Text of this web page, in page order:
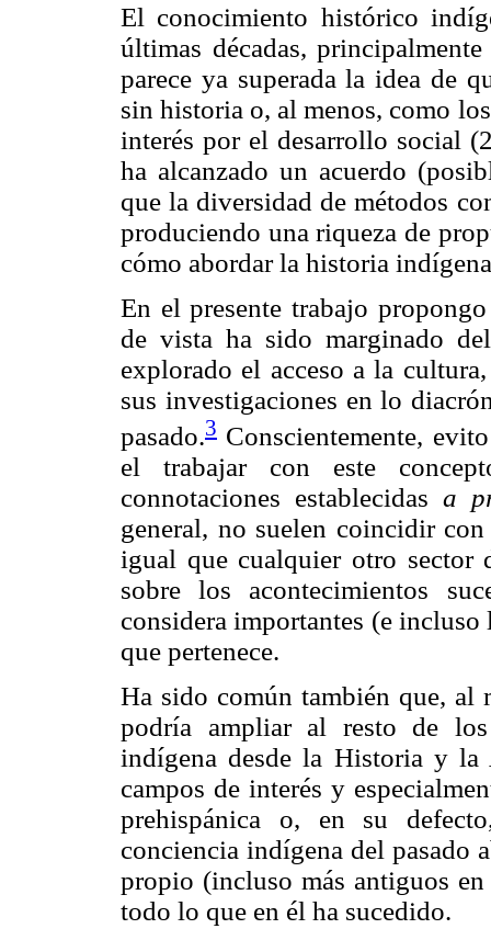
El conocimiento histórico
últimas décadas,
parece ya superada la idea de
sin historia o, al menos, como
interés por el desarrollo social
ha alcanzado un acuerdo
que la diversidad de métodos
produciendo una riqueza de
cómo abordar la historia
En el presente trabajo
de vista ha sido marginado
explorado el acceso a la
sus investigaciones en lo
pasado.3 Conscientemente,
el trabajar con este
connotaciones establecidas a
general, no suelen coincidir
igual que cualquier otro sector
sobre los acontecimientos
considera importantes (e
que pertenece.
Ha sido común también que, al
podría ampliar al resto de los
indígena desde la Historia y
campos de interés y
prehispánica o, en su
conciencia indígena del pasado
propio (incluso más antiguos
todo lo que en él ha sucedido.